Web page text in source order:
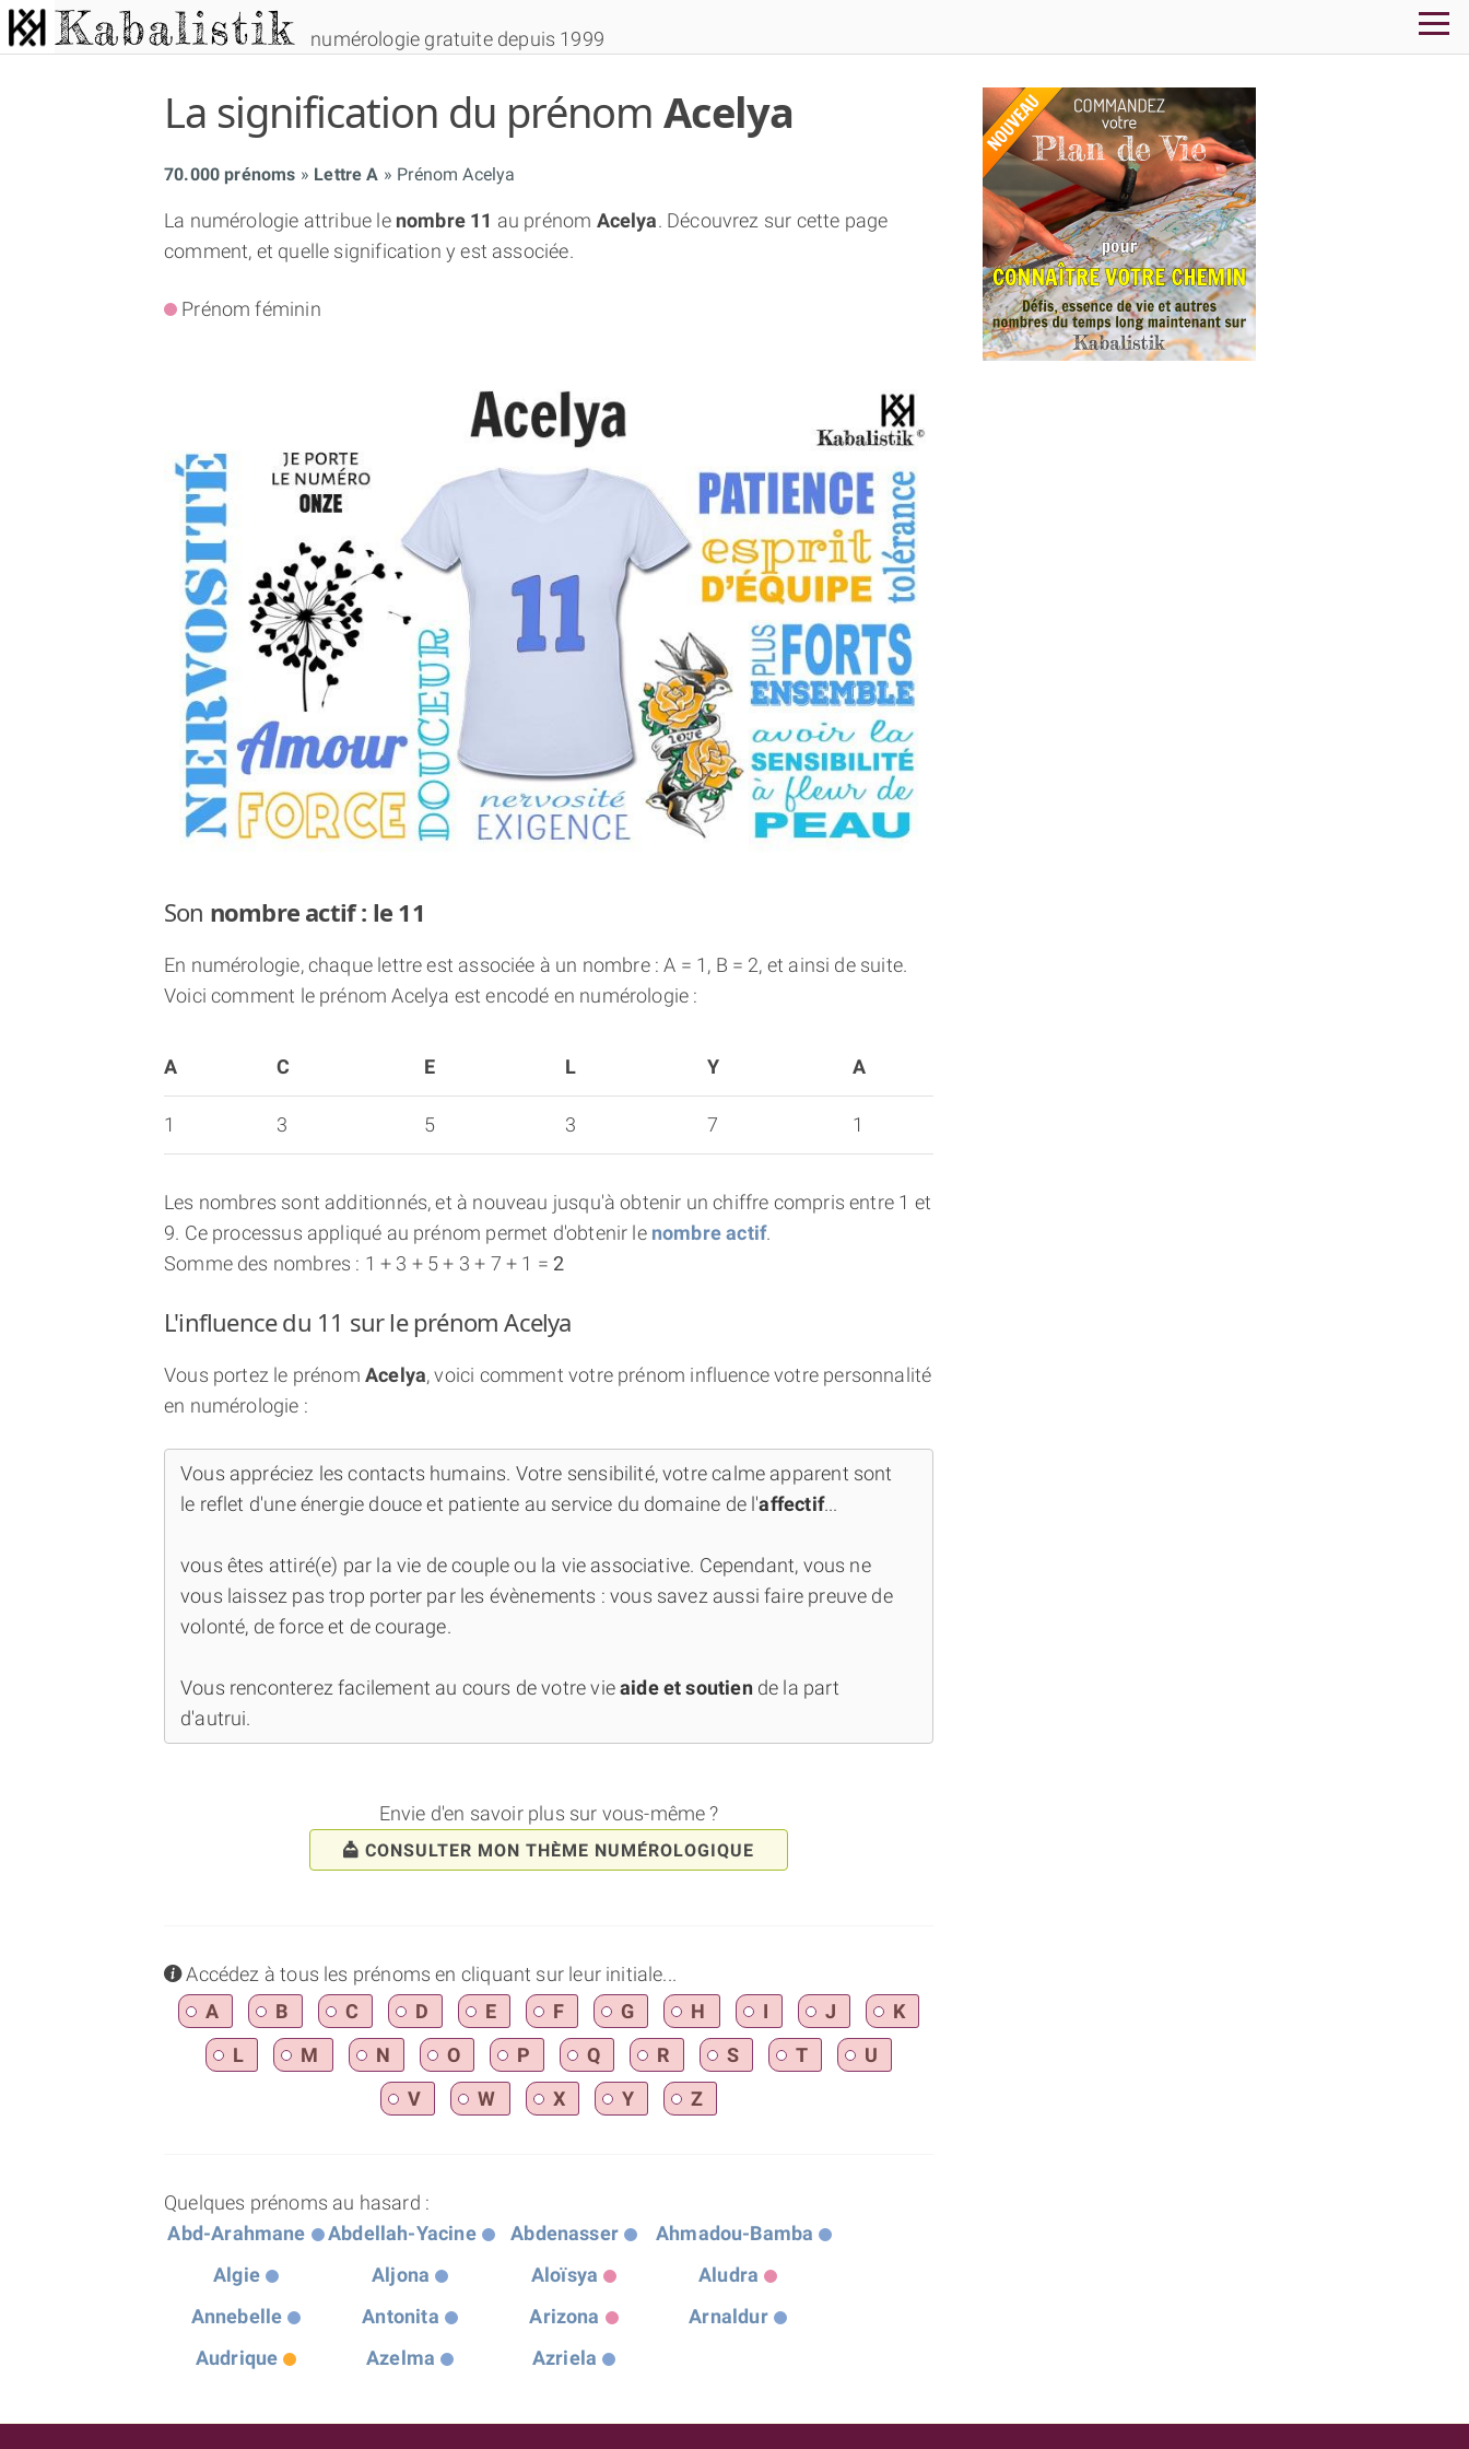
numérologie gratuite depuis 1999
La signification du prénomAcelya
70.000 prénoms Lettre A Prénom Acelya
La numérologie attribue le nombre 11 au prénom Acelya. Découvrez sur cette page
comment, et quelle signification y est associée.
Prénom féminin
Son nombre actif : le 11
En numérologie, chaque lettre est associée à un nombre : A = 1, B = 2, et ainsi de suite.
Voici comment le prénom Acelya est encodé en numérologie :
A C E L Y A
1 3 5 3 7 1
Les nombres sont additionnés, et à nouveau jusqu'à obtenir un chiffre compris entre 1 et
9. Ce processus appliqué au prénom permet d'obtenir le nombre actif.
Somme des nombres : 1 + 3 + 5 + 3 + 7 + 1 = 2
L'influence du 11 sur le prénom Acelya
Vous portez le prénomAcelya, voici comment votre prénom influence votre personnalité
en numérologie :
Vous appréciez les contacts humains. Votre sensibilité, votre calme apparent sont
le reflet d'une énergie douce et patiente au service du domaine de l'affectif...
vous êtes attiré(e) par la vie de couple ou la vie associative. Cependant, vous ne
vous laissez pas trop porter par les évènements : vous savez aussi faire preuve de
volonté, de force et de courage.
Vous renconterez facilement au cours de votre vieaide et soutiende la part
d'autrui.
Envie d'en savoir plus sur vous-même ?
CONSULTER MON THÈME NUMÉROLOGIQUE
infoAccédez à tous les prénoms en cliquant sur leur initiale...
A
B C D E F G H I J
K
L
M N O P Q R S T
U
V
W X Y Z
Quelques prénoms au hasard :
Abd-Arahmane
Abdellah-Yacine Abdenasser
Ahmadou-Bamba
Algie
Aljona Aloïsya
Aludra
Annebelle
Antonita Arizona
Arnaldur
Audrique
Azelma Azriela
NUMÉROSCOPE
THÈME « DOUBLE JE »
APPRENDRE LA NUMÉROLOGIE
EXPLORER LA NUMÉROLOGIE
70.000 PRÉNOMS
(À PROPOS)